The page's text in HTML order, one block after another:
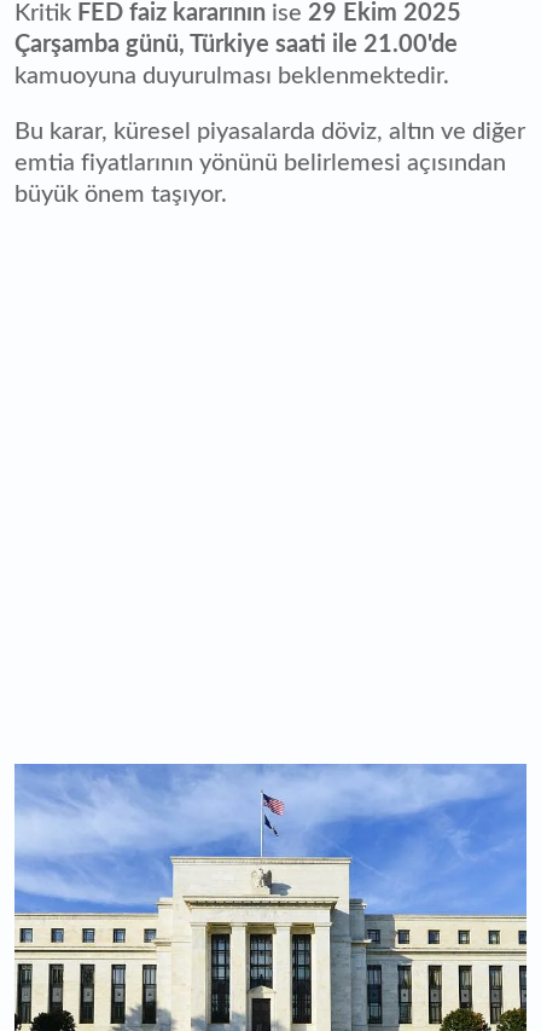
Kritik FED faiz kararının ise 29 Ekim 2025
Çarşamba günü, Türkiye saati ile 21.00'de
kamuoyuna duyurulması beklenmektedir.
Bu karar, küresel piyasalarda döviz, altın ve diğer
emtia fiyatlarının yönünü belirlemesi açısından
büyük önem taşıyor.